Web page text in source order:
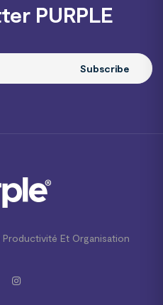
PURPLE
Subscribe
Et Organisation